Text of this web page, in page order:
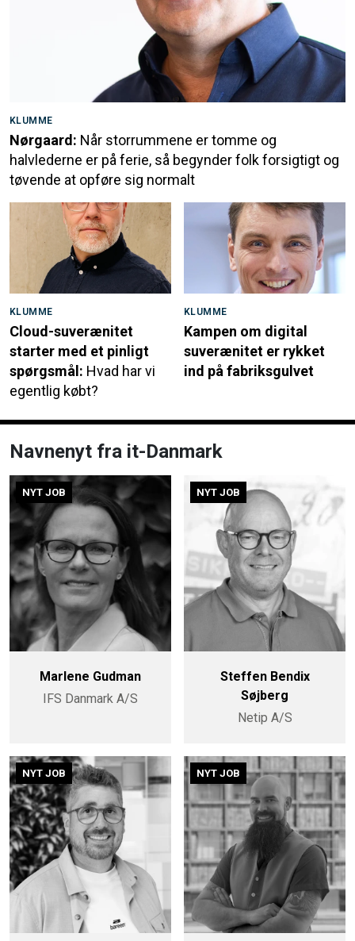
KLUMME
Nørgaard: Når storrummene er tomme og
halvlederne er på ferie, så begynder folk forsigtigt og
tøvende at opføre sig normalt
KLUMME
Cloud-suverænitet
starter med et pinligt
spørgsmål: Hvad har vi
egentlig købt?
KLUMME
Kampen om digital
suverænitet er rykket
ind på fabriksgulvet
Navnenyt fra it-Danmark
NYT JOB
Marlene Gudman
IFS Danmark A/S
NYT JOB
Steffen Bendix
Søjberg
Netip A/S
NYT JOB NYT JOB